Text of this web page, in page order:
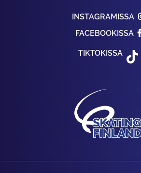
INSTAGRAMISSA
FACEBOOKISSA
TIKTOKISSA